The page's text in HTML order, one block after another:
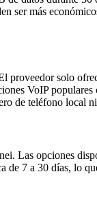
ser más
proveedor solo
VoIP
de teléfono local
Las opciones
7 a 30 días, lo